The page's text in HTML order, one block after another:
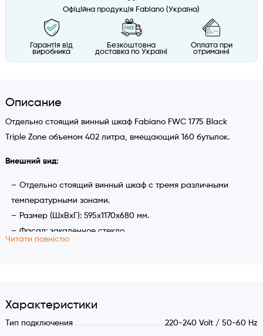
Офіційна продукція Fabiano (Україна)
Гарантія від
виробника
Безкоштовна
доставка по Україні
Оплата при
отриманні
Описание
Отдельно стоящий винный шкаф Fabiano FWC 1775 Black
Triple Zone объемом 402 литра, вмещающий 160 бутылок.
Внешний вид:
Отдельно стоящий винный шкаф с тремя различными
температурными зонами.
Размер (ШхВхГ): 595х1170х680 мм.
Фасад: закаленное стекло.
левую сторону.
Характеристики:
Читати повністю
Характеристики
Тип подключения 220-240 Volt / 50-60 Hz